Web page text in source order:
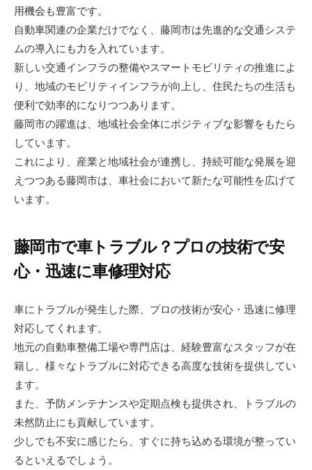
用機会も豊富です。
自動車関連の企業だけでなく、藤岡市は先進的な交通システ
ムの導入にも力を入れています。
新しい交通インフラの整備やスマートモビリティの推進によ
り、地域のモビリティインフラが向上し、住民たちの生活も
便利で効率的になりつつあります。
藤岡市の躍進は、地域社会全体にポジティブな影響をもたら
しています。
これにより、産業と地域社会が連携し、持続可能な発展を迎
えつつある藤岡市は、車社会において新たな可能性を広げて
います。
藤岡市で車トラブル？プロの技術で安
心・迅速に車修理対応
車にトラブルが発生した際、プロの技術が安心・迅速に修理
対応してくれます。
地元の自動車整備工場や専門店は、経験豊富なスタッフが在
籍し、様々なトラブルに対応できる高度な技術を提供してい
ます。
また、予防メンテナンスや定期点検も提供され、トラブルの
未然防止にも貢献しています。
少しでも不安に感じたら、すぐに持ち込める環境が整ってい
るといえるでしょう。